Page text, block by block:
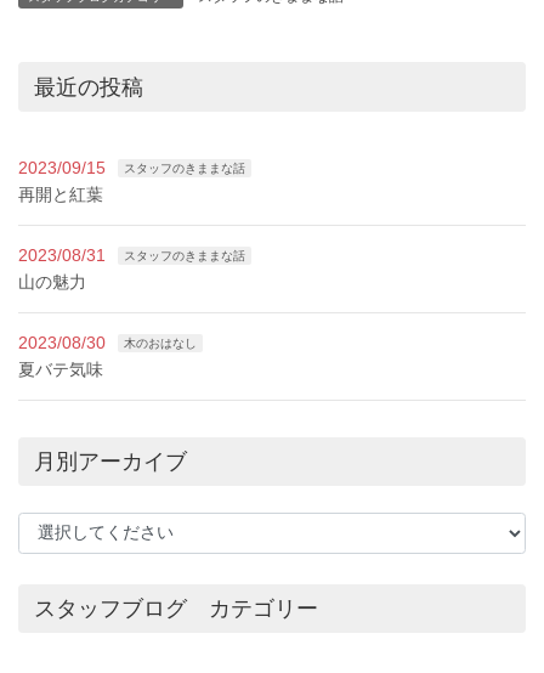
最近の投稿
2023/09/15 スタッフのきままな話
再開と紅葉
2023/08/31 スタッフのきままな話
山の魅力
2023/08/30 木のおはなし
夏バテ気味
月別アーカイブ
スタッフブログ カテゴリー